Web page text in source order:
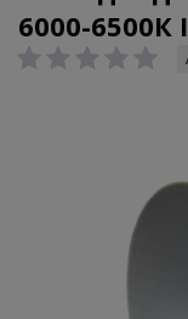
6000-6500К